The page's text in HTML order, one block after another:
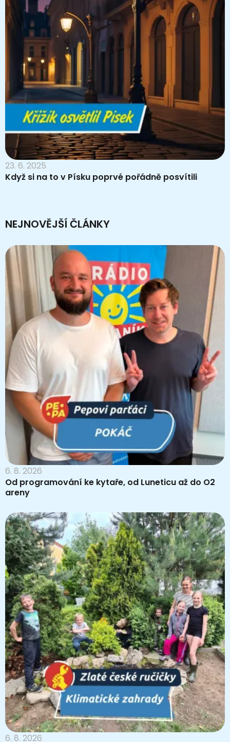
23. 6. 2025
Když si na to v Písku poprvé pořádně posvítili
NEJNOVĚJŠÍ ČLÁNKY
6. 8. 2026
Od programování ke kytaře, od Luneticu až do O2
areny
6. 8. 2026